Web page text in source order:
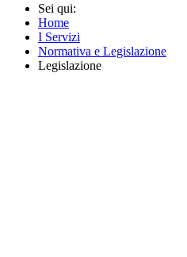
Sei qui:
Home
I Servizi
Normativa e Legislazione
Legislazione